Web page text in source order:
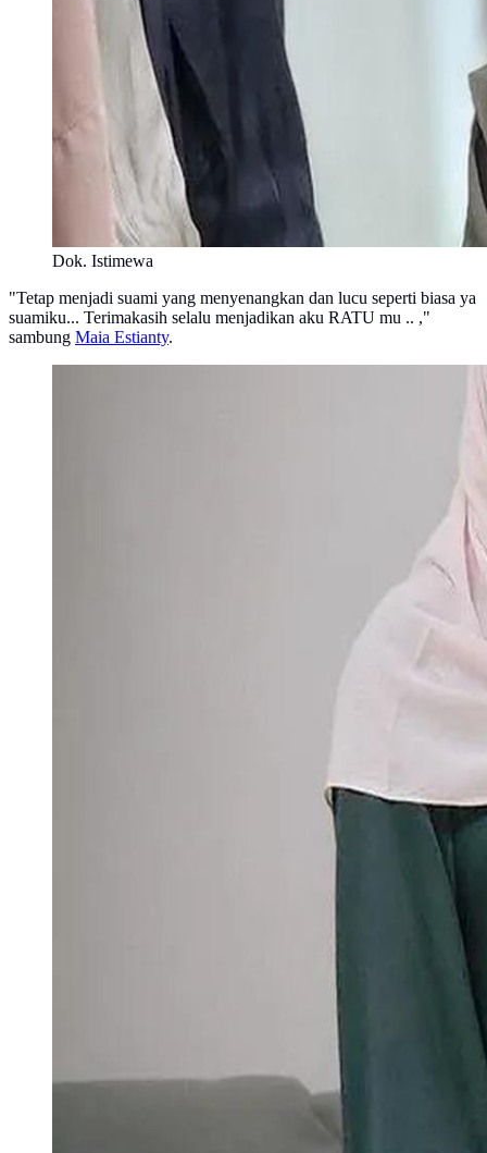
Dok. Istimewa
"Tetap menjadi suami yang menyenangkan dan lucu seperti biasa ya
suamiku... Terimakasih selalu menjadikan aku RATU mu .. ,"
sambung Maia Estianty.